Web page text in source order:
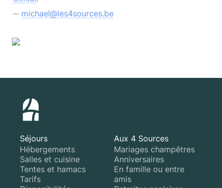
··· michael@les4sources.be
Séjours
Hébergements
Salles et cuisine
Tentes et hamacs
Tarifs
Aux 4 Sources
Mariages champêtres
Anniversaires
En famille ou entre
amis